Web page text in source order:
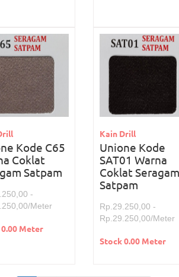
Kode C65
Coklat
Satpam
-
Meter
Meter
Kain Drill
Unione Kode
SAT01 Warna
Coklat Seragam
Satpam
Rp.29.250,00 -
Rp.29.250,00/Meter
Stock 0.00 Meter